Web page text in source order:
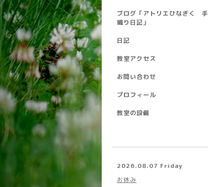
ブログ「アトリエひなぎく 手
織り日記」
日記
教室アクセス
お問い合わせ
プロフィール
教室の設備
2026.08.07 Friday
お休み